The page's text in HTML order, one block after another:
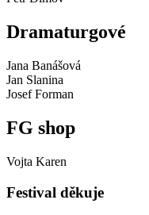
Dramaturgové
Jana Banášová
Jan Slanina
Josef Forman
FG shop
Vojta Karen
Festival děkuje